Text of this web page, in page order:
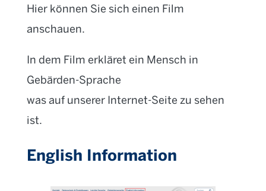
Hier können Sie sich einen Film
anschauen.
In dem Film erkläret ein Mensch in
Gebärden-Sprache
was auf unserer Internet-Seite zu sehen
ist.
English Information